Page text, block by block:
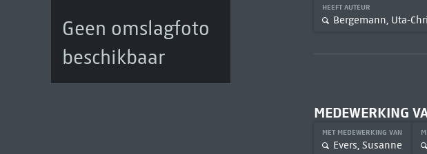
Geen omslagfoto
beschikbaar
HEEFT AUTEUR
Bergemann, Uta-
MEDEWERKING
MET MEDEWERKING VAN
Evers, Susanne